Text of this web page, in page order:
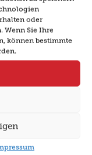
oder
Wenn Sie Ihre
können bestimmte